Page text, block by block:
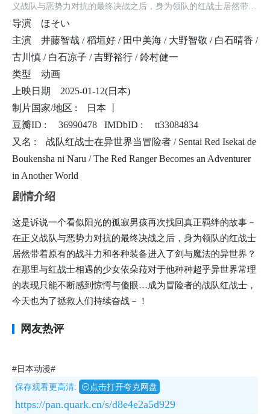
义战队与恶势力对抗的最终决战之后，身为领队的红战士居然带着
原有的战斗力和各种装备进入了剑与魔法的异世界？在那里与红战
士相遇的少女依朵菈对于他种种超乎异世界常理的表现只能不断感
到惊愕与傻眼…成为冒险者的战队红战士，今天也为了拯救人们持
续奋战－！
导演
ほそい
主演
井藤智哉 / 稻垣好 / 田中美海 / 大野智敬 / 白石晴香 /
古川慎 / 白石凉子 / 吉野裕行 / 鈴村健一
类型
动画
上映日期
2025-01-12(日本)
制片国家/地区 :
日本 丨
豆瓣ID :
36990478 IMDbID :
tt33084834
又名 :
战队红战士在异世界当冒险者 / Sentai Red Isekai de
Boukensha ni Naru / The Red Ranger Becomes an Adventurer
in Another World
剧情介绍
这是诉说一个看似阳光的孤寂男孩再次找回真正羁绊的故事－
在正义战队与恶势力对抗的最终决战之后，身为领队的红战士
居然带着原有的战斗力和各种装备进入了剑与魔法的异世界？
在那里与红战士相遇的少女依朵菈对于他种种超乎异世界常理
的表现只能不断感到惊愕与傻眼…成为冒险者的战队红战士，
今天也为了拯救人们持续奋战－！
网友热评
#日本动漫#
保存观看更高清:
点击打开夸克网盘
https://pan.quark.cn/s/d8e4e2a5d929